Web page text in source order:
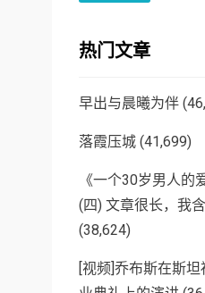
热门文章
早出与晨曦为伴
落霞压城 (41,699)
《一个30岁男人的
(四) 文章很长，我
(38,624)
[视频]乔布斯在斯